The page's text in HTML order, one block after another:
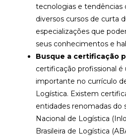
tecnologias e tendências
diversos cursos de curta
especializações que
seus conhecimentos e
Busque a certificação
certificação profissional é
importante no currículo
Logística. Existem
entidades renomadas
Nacional de Logística
Brasileira de Logística